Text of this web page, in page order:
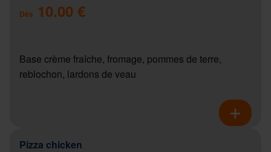
Dès 10.00 €
Base crème fraîche, fromage, pommes de terre,
reblochon, lardons de veau
Pizza chicken